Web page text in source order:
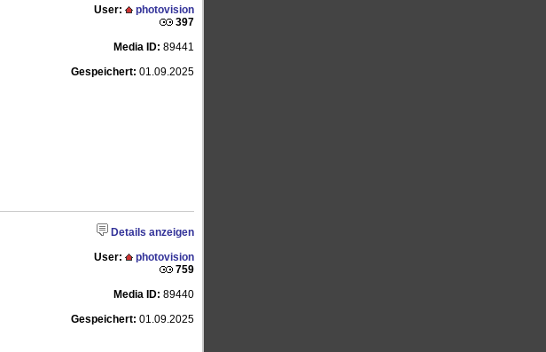
User:
photovision
397
Media ID: 89441
Gespeichert: 01.09.2025
Details anzeigen
User:
photovision
759
Media ID: 89440
Gespeichert: 01.09.2025